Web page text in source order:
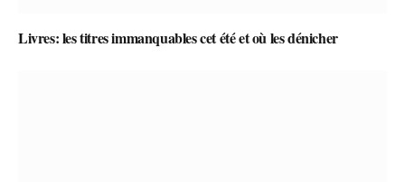
Livres: les titres immanquables cet été et où les dénicher